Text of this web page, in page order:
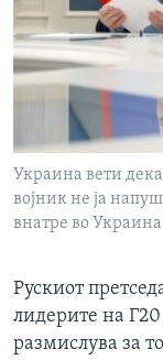
ИНТЕРВЈУА
Јазици
Украина вети
војник не ја
внатре во
Рускиот
лидерите на
размислува за